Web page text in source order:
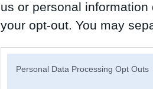
us or personal
your opt-out. You may
Personal Data Processing Opt Outs